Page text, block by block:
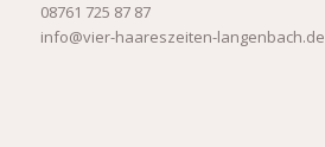
08761 725 87 87
info@vier-haareszeiten-langenbach.de